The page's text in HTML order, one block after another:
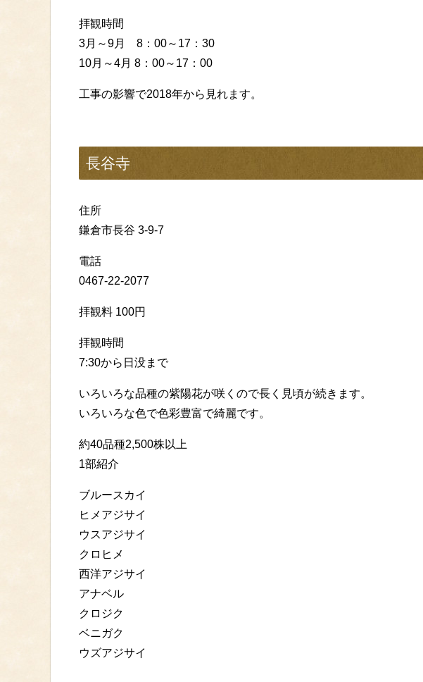
拝観時間
3月～9月 8：00～17：30
10月～4月 8：00～17：00
工事の影響で2018年から見れます。
長谷寺
住所
鎌倉市長谷 3-9-7
電話
0467-22-2077
拝観料 100円
拝観時間
7:30から日没まで
いろいろな品種の紫陽花が咲くので長く見頃が続きます。
いろいろな色で色彩豊富で綺麗です。
約40品種2,500株以上
1部紹介
ブルースカイ
ヒメアジサイ
ウスアジサイ
クロヒメ
西洋アジサイ
アナベル
クロジク
ベニガク
ウズアジサイ